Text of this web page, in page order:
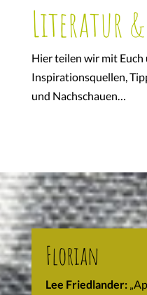
Literatur
Hier teilen wir mit Euch
Inspirationsquellen,
und Nachschauen…
Florian
Lee Friedlander: